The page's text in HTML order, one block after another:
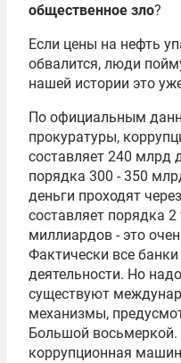
общественное зло?
Если цены на нефть
обвалится, люди
нашей истории это
По официальным
прокуратуры,
составляет 240 млрд
порядка 300 - 350
деньги проходят
составляет порядка
миллиардов - это
Фактически все
деятельности. Но
существуют
механизмы,
Большой восьмеркой
коррупционная